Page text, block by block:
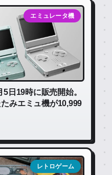
エミュレータ機
日19時に販売開始。
みエミュ機が10,999
レトロゲーム